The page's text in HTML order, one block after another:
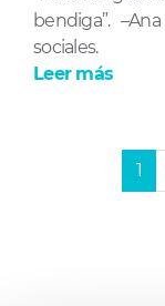
bendiga”.
sociales.
Leer más
1